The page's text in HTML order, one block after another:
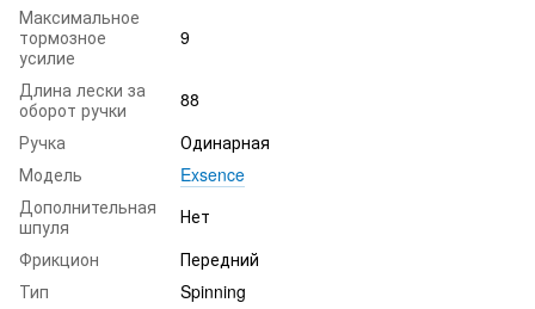
Максимальное
тормозное
усилие
9
Длина лески за
оборот ручки
88
Ручка
Одинарная
Модель
Exsence
Дополнительная
шпуля
Нет
Фрикцион
Передний
Тип
Spinning